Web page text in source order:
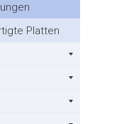
Platten